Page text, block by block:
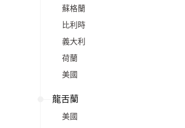
蘇格蘭
比利時
義大利
荷蘭
美國
龍舌蘭
美國